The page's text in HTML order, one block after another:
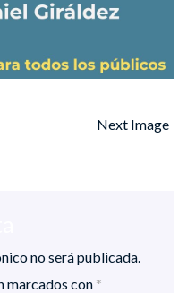
Next Image
no será publicada.
marcados con *